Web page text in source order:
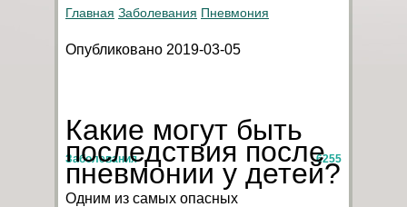
Главная Заболевания Пневмония
Опубликовано 2019-03-05
Какие могут быть
последствия после
пневмонии у детей?
Заболевания 6255
Одним из самых опасных